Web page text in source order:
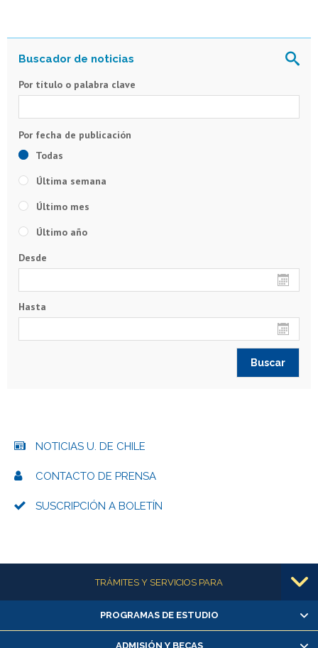
Por título o palabra clave
Todas
Última semana
Último mes
Último año
Desde
Hasta
NOTICIAS U. DE CHILE
CONTACTO DE PRENSA
SUSCRIPCIÓN A BOLETÍN
Más informaciónTRÁMITES Y SERVICIOS PARA
Alumnas/os y exalumnas/os
Matrícula en línea
PROGRAMAS DE ESTUDIO
ADMISIÓN Y BECAS